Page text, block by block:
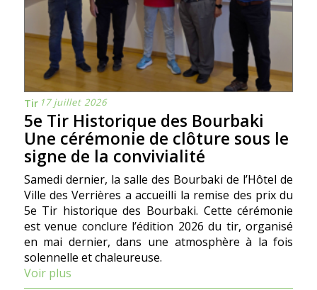
Tir 17 juillet 2026
5e Tir Historique des Bourbaki
Une cérémonie de clôture sous le
signe de la convivialité
Samedi dernier, la salle des Bourbaki de l’Hôtel de
Ville des Verrières a accueilli la remise des prix du
5e Tir historique des Bourbaki. Cette cérémonie
est venue conclure l’édition 2026 du tir, organisé
en mai dernier, dans une atmosphère à la fois
solennelle et chaleureuse.
Voir plus